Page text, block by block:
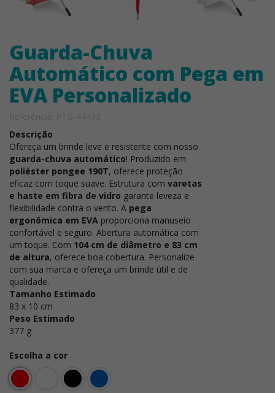
Guarda-Chuva
Automático com Pega em
EVA Personalizado
Descrição
Ofereça um brinde leve e resistente com nosso
guarda-chuva automático! Produzido em
poliéster pongee 190T, oferece proteção
eficaz com toque suave. Estrutura com varetas
e haste em fibra de vidro garante leveza e
flexibilidade contra o vento. A pega
ergonômica em EVA proporciona manuseio
confortável e seguro. Abertura automática com
um toque. Com 104 cm de diâmetro e 83 cm
de altura, oferece boa cobertura. Personalize
com sua marca e ofereça um brinde útil e de
qualidade.
Tamanho Estimado
83 x 10 cm
Peso Estimado
377 g
Escolha a cor